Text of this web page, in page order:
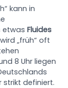
kann in
etwasFluides
„früh“ oft
8 Uhr liegen
strikt definiert.